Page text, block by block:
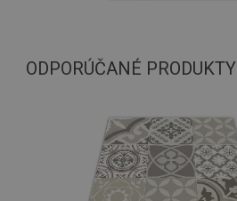
ODPORÚČANÉ PRODUKTY